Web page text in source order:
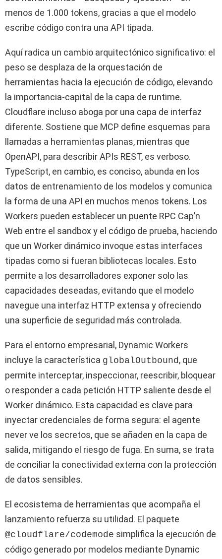
menos de 1.000 tokens, gracias a que el modelo
escribe código contra una API tipada.
Aquí radica un cambio arquitectónico significativo: el
peso se desplaza de la orquestación de
herramientas hacia la ejecución de código, elevando
la importancia-capital de la capa de runtime.
Cloudflare incluso aboga por una capa de interfaz
diferente. Sostiene que MCP define esquemas para
llamadas a herramientas planas, mientras que
OpenAPI, para describir APIs REST, es verboso.
TypeScript, en cambio, es conciso, abunda en los
datos de entrenamiento de los modelos y comunica
la forma de una API en muchos menos tokens. Los
Workers pueden establecer un puente RPC Cap’n
Web entre el sandbox y el código de prueba, haciendo
que un Worker dinámico invoque estas interfaces
tipadas como si fueran bibliotecas locales. Esto
permite a los desarrolladores exponer solo las
capacidades deseadas, evitando que el modelo
navegue una interfaz HTTP extensa y ofreciendo
una superficie de seguridad más controlada.
Para el entorno empresarial, Dynamic Workers
incluye la característica globalOutbound, que
permite interceptar, inspeccionar, reescribir, bloquear
o responder a cada petición HTTP saliente desde el
Worker dinámico. Esta capacidad es clave para
inyectar credenciales de forma segura: el agente
never ve los secretos, que se añaden en la capa de
salida, mitigando el riesgo de fuga. En suma, se trata
de conciliar la conectividad externa con la protección
de datos sensibles.
El ecosistema de herramientas que acompaña el
lanzamiento refuerza su utilidad. El paquete
@cloudflare/codemode simplifica la ejecución de
código generado por modelos mediante Dynamic